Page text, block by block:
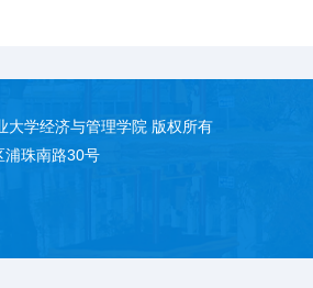
学经济与管理学院 版权所有
浦珠南路30号